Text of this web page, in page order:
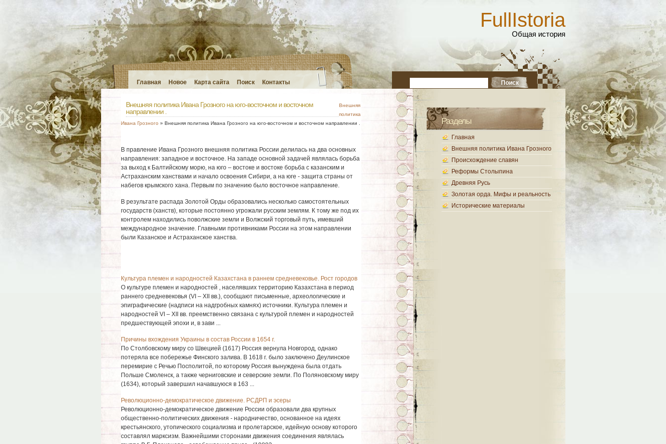
FullIstoria
Общая история
Главная Новое Карта сайта Поиск Контакты
Внешняя политика Ивана Грозного на юго-восточном и восточном
направлении .
Внешняя
политика
Ивана Грозного » Внешняя политика Ивана Грозного на юго-восточном и восточном направлении .
В правление Ивана Грозного внешняя политика России делилась на два основных
направления: западное и восточное. На западе основной задачей являлась борьба
за выход к Балтийскому морю, на юго – востоке и востоке борьба с казанским и
Астраханским ханствами и начало освоения Сибири, а на юге - защита страны от
набегов крымского хана. Первым по значению было восточное направление.
В результате распада Золотой Орды образовались несколько самостоятельных
государств (ханств), которые постоянно угрожали русским землям. К тому же под их
контролем находились поволжские земли и Волжский торговый путь, имевший
международное значение. Главными противниками России на этом направлении
были Казанское и Астраханское ханства.
Культура племен и народностей Казахстана в раннем средневековье. Рост городов
О культуре племен и народностей , населявших территорию Казахстана в период
раннего средневековья (VI – XII вв.), сообщают письменные, археологические и
эпиграфические (надписи на надгробных камнях) источники. Культура племен и
народностей VI – XII вв. преемственно связана с культурой племен и народностей
предшествующей эпохи и, в зави ...
Причины вхождения Украины в состав России в 1654 г.
По Столбовскому миру со Швецией (1617) Россия вернула Новгород, однако
потеряла все побережье Финского залива. В 1618 г. было заключено Деулинское
перемирие с Речью Посполитой, по которому Россия вынуждена была отдать
Польше Смоленск, а также черниговские и северские земли. По Поляновскому миру
(1634), который завершил начавшуюся в 163 ...
Революционно-демократическое движение. РСДРП и эсеры
Революционно-демократическое движение России образовали два крупных
общественно-политических движения - народничество, основанное на идеях
крестьянского, утопического социализма и пролетарское, идейную основу которого
составлял марксизм. Важнейшими сторонами движения соединения являлась
Разделы
Главная
Внешняя политика Ивана Грозного
Происхождение славян
Реформы Столыпина
Древняя Русь
Золотая орда. Мифы и реальность
Исторические материалы